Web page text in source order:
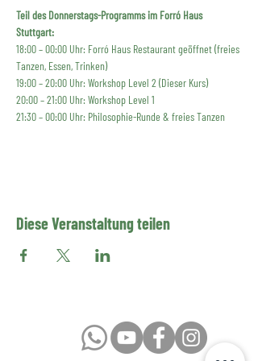
Teil des Donnerstags-Programms im Forró Haus
Stuttgart:
18:00 – 00:00 Uhr: Forró Haus Restaurant geöffnet (freies
Tanzen, Essen, Trinken)
19:00 – 20:00 Uhr: Workshop Level 2 (Dieser Kurs)
20:00 – 21:00 Uhr: Workshop Level 1
21:30 – 00:00 Uhr: Philosophie-Runde & freies Tanzen
Diese Veranstaltung teilen